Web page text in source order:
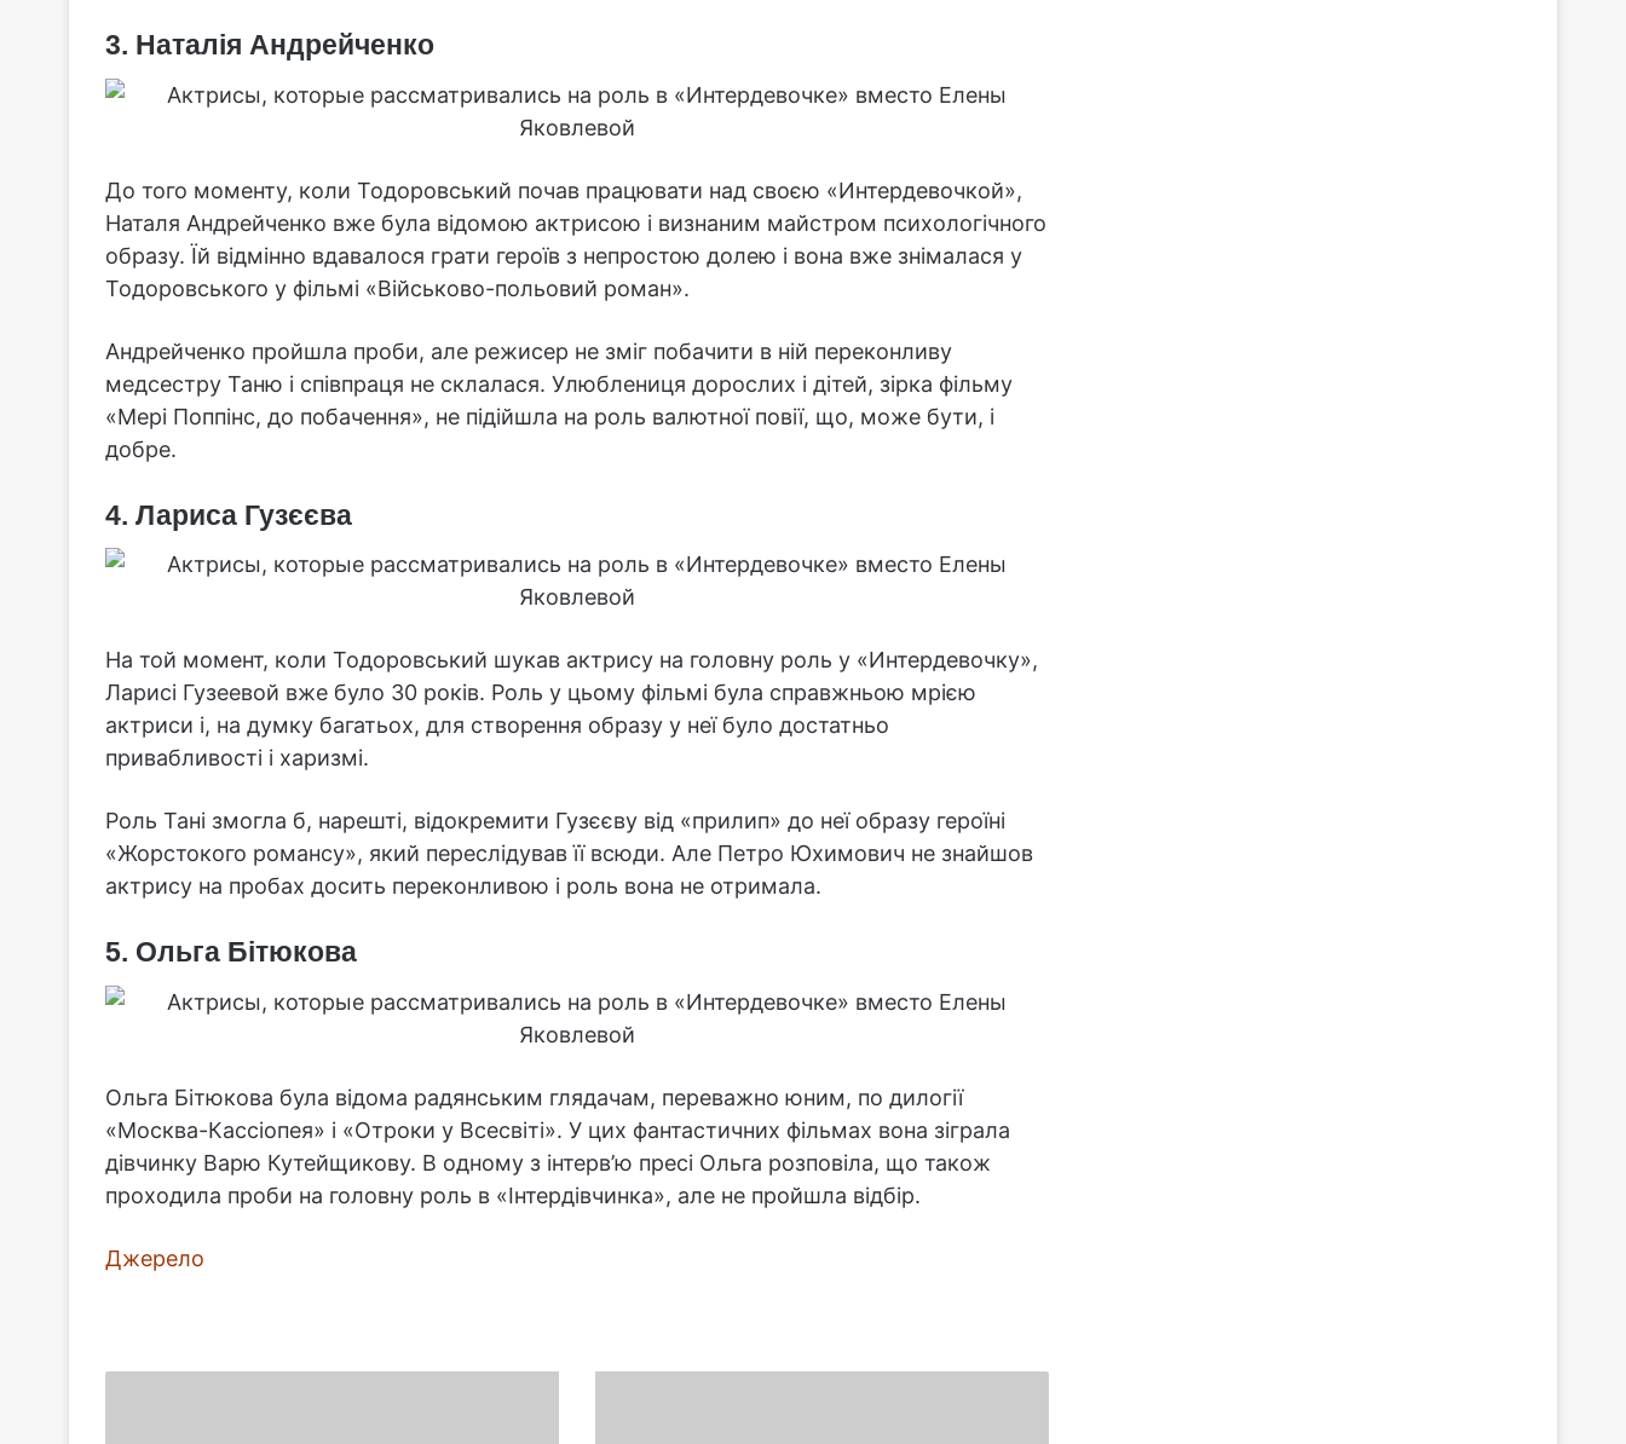
3. Наталія Андрейченко
До того моменту, коли Тодоровський почав працювати над своєю «Интердевочкой»,
Наталя Андрейченко вже була відомою актрисою і визнаним майстром психологічного
образу. Їй відмінно вдавалося грати героїв з непростою долею і вона вже знімалася у
Тодоровського у фільмі «Військово-польовий роман».
Андрейченко пройшла проби, але режисер не зміг побачити в ній переконливу
медсестру Таню і співпраця не склалася. Улюблениця дорослих і дітей, зірка фільму
«Мері Поппінс, до побачення», не підійшла на роль валютної повії, що, може бути, і
добре.
4. Лариса Гузєєва
На той момент, коли Тодоровський шукав актрису на головну роль у «Интердевочку»,
Ларисі Гузеевой вже було 30 років. Роль у цьому фільмі була справжньою мрією
актриси і, на думку багатьох, для створення образу у неї було достатньо
привабливості і харизмі.
Роль Тані змогла б, нарешті, відокремити Гузєєву від «прилип» до неї образу героїні
«Жорстокого романсу», який переслідував її всюди. Але Петро Юхимович не знайшов
актрису на пробах досить переконливою і роль вона не отримала.
5. Ольга Бітюкова
Ольга Бітюкова була відома радянським глядачам, переважно юним, по дилогії
«Москва-Кассіопея» і «Отроки у Всесвіті». У цих фантастичних фільмах вона зіграла
дівчинку Варю Кутейщикову. В одному з інтерв’ю пресі Ольга розповіла, що також
проходила проби на головну роль в «Інтердівчинка», але не пройшла відбір.
Джерело